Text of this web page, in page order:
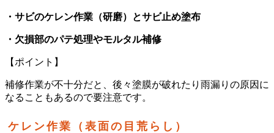
・サビのケレン作業（研磨）とサビ止め塗布
・欠損部のパテ処理やモルタル補修
【ポイント】
補修作業が不十分だと、後々塗膜が破れたり雨漏りの原因に
なることもあるので要注意です。
ケレン作業（表面の目荒らし）